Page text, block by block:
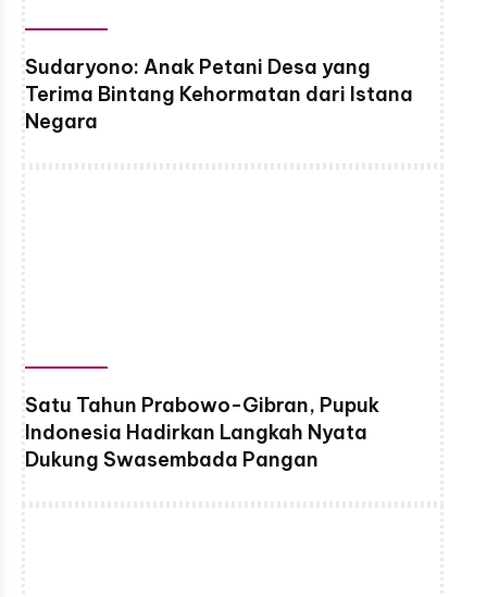
Sudaryono: Anak Petani Desa yang
Terima Bintang Kehormatan dari Istana
Negara
Satu Tahun Prabowo-Gibran, Pupuk
Indonesia Hadirkan Langkah Nyata
Dukung Swasembada Pangan